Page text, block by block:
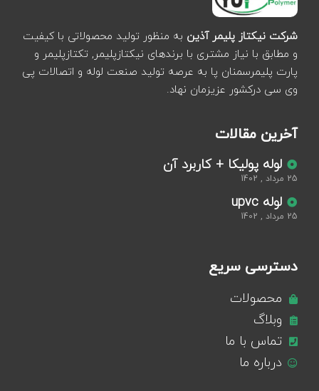
شرکت نیکتاز پلیمر آذین به منظور تولید محصولاتی با کیفیت
و مطابق با نیاز مشتری با برندهای نیکتازپلیمر, تکتازپلیمر و
پارت پلیمرسمنان پا به عرصه تولید صنعت لوله و اتصالات پی
وی سی درکشور عزیزمان نهاد.
آخرین مقالات
لوله پولیکا + کاربرد آن
25 مرداد , 1402
لوله upvc
25 مرداد , 1402
دسترسی سریع
محصولات
وبلاگ
تماس با ما
درباره ما